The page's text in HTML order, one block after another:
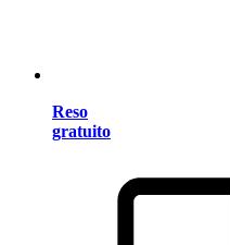
Reso
gratuito